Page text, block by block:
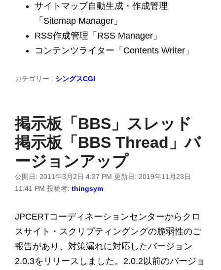
サイトマップ自動生成・作成管理
「Sitemap Manager」
RSS作成管理「RSS Manager」
コンテンツライター「Contents Writer」
カテゴリー : シングスCGI
掲示板「BBS」スレッド
掲示板「BBS Thread」バ
ージョンアップ
公開日: 2011年3月2日 4:37 PM 更新日: 2019年11月23日
11:41 PM 投稿者: thingsym
JPCERTコーディネーションセンターからクロ
スサイト・スクリプティングングの脆弱性のご
報告があり、対策漏れに対応したバージョン
2.0.3をリリースしました。2.0.2以前のバージョ